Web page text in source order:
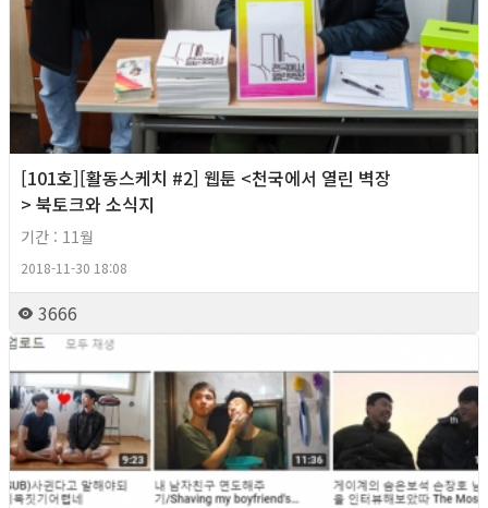
[101호][활동스케치 #2] 웹툰 <천국에서 열린 벽장
> 북토크와 소식지
기간 : 11월
2018-11-30 18:08
3666